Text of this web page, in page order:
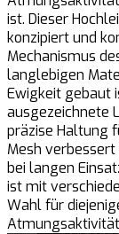
ist. Dieser
konzipiert und
Mechanismus
langlebigen
Ewigkeit gebaut
ausgezeichnete
präzise Haltung
Mesh
bei langen
ist mit
Wahl für